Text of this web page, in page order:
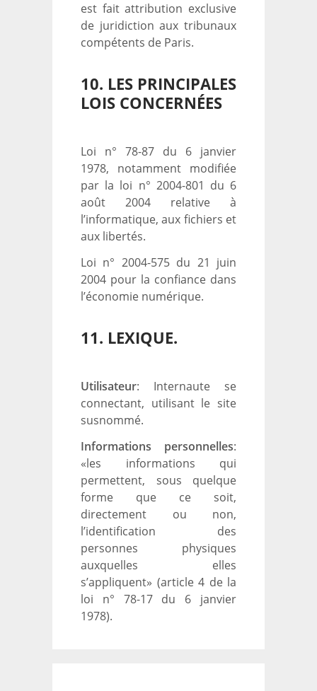
est fait attribution exclusive
de juridiction aux tribunaux
compétents de Paris.
10. LES PRINCIPALES
LOIS CONCERNÉES
Loi n° 78-87 du 6 janvier
1978, notamment modifiée
par la loi n° 2004-801 du 6
août 2004 relative à
l’informatique, aux fichiers et
aux libertés.
Loi n° 2004-575 du 21 juin
2004 pour la confiance dans
l’économie numérique.
11. LEXIQUE.
Utilisateur: Internaute se
connectant, utilisant le site
susnommé.
Informations personnelles:
«les informations qui
permettent, sous quelque
forme que ce soit,
directement ou non,
l’identification des
personnes physiques
auxquelles elles
s’appliquent» (article 4 de la
loi n° 78-17 du 6 janvier
1978).